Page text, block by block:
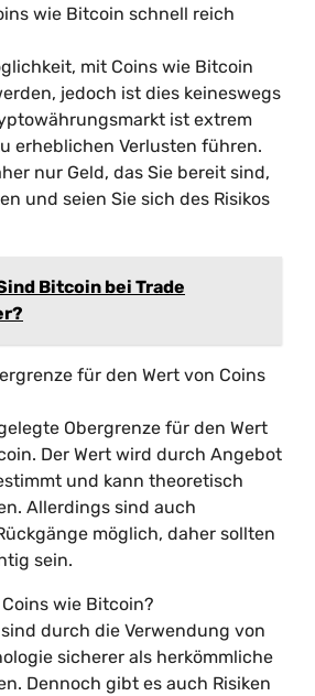
wie Bitcoin schnell reich
mit Coins wie Bitcoin
jedoch ist dies keineswegs
ist extrem
erheblichen Verlusten führen.
nur Geld, das Sie bereit sind,
und seien Sie sich des Risikos
Bitcoin bei Trade
für den Wert von Coins
Obergrenze für den Wert
Der Wert wird durch Angebot
und kann theoretisch
Allerdings sind auch
möglich, daher sollten
sein.
wie Bitcoin?
durch die Verwendung von
sicherer als herkömmliche
Dennoch gibt es auch Risiken